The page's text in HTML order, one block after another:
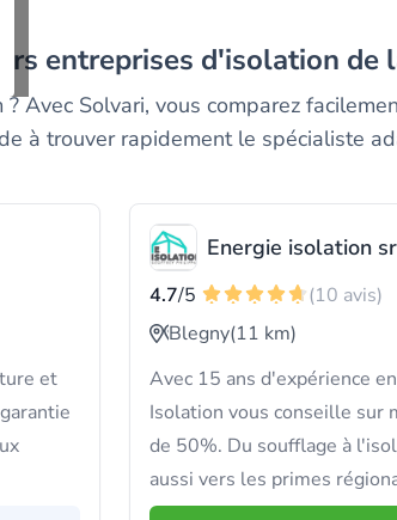
entreprises d'isolation
Avec Solvari, vous comparez
à trouver rapidement le spécialiste
et
Energie isolation
4.7/5
(10 avis)
Blegny(11 km)
Avec 15 ans d'expérience
Isolation vous conseille sur
de 50%. Du soufflage à
aussi vers les primes